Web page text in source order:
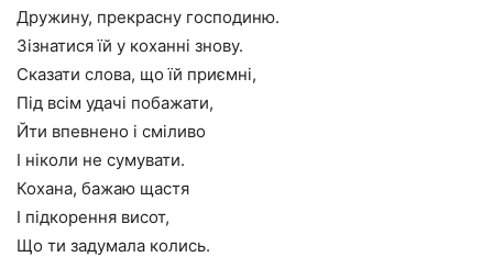
Дружину, прекрасну господиню.
Зізнатися їй у коханні знову.
Сказати слова, що їй приємні,
Під всім удачі побажати,
Йти впевнено і сміливо
І ніколи не сумувати.
Кохана, бажаю щастя
І підкорення висот,
Що ти задумала колись.